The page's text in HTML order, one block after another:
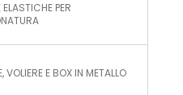
PER
VOLIERE E BOX IN METALLO